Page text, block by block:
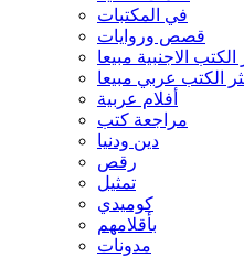
في المكتبات
قصص وروايات
الكتب الاجنبية مبيعا
الكتب عربي مبيعا
أفلام عربية
مراجعة كتب
دين ودنيا
رقص
تمثيل
كوميدي
بأقلامهم
مدونات